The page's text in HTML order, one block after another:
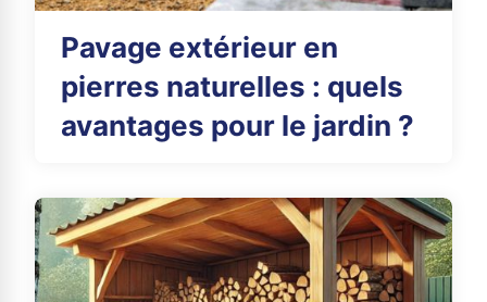
Pavage extérieur en
pierres naturelles : quels
avantages pour le jardin ?